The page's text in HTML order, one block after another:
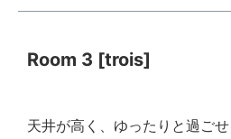
Room 3 [trois]
天井が高く、ゆったりと過ごせ